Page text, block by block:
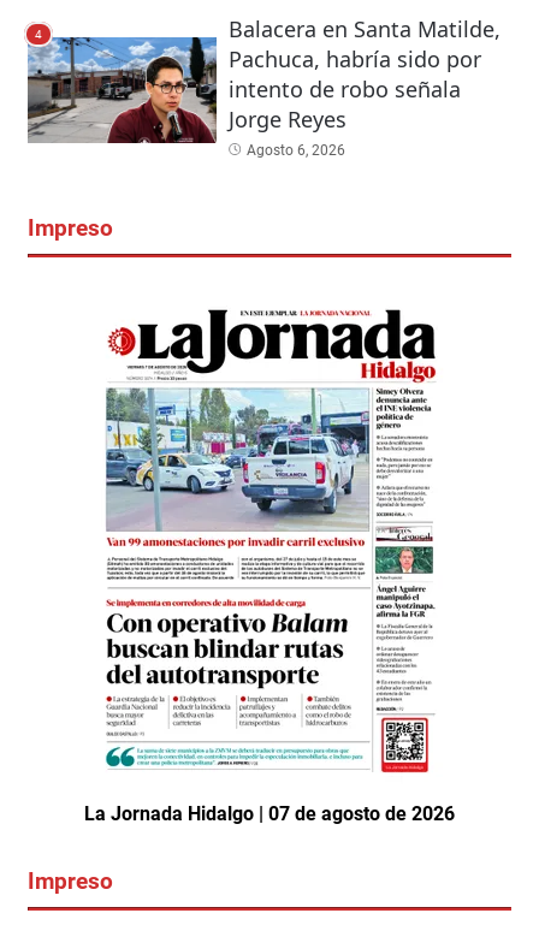
4
Balacera en Santa Matilde,
Pachuca, habría sido por
intento de robo señala
Jorge Reyes
Agosto 6, 2026
Impreso
La Jornada Hidalgo | 07 de agosto de 2026
Impreso